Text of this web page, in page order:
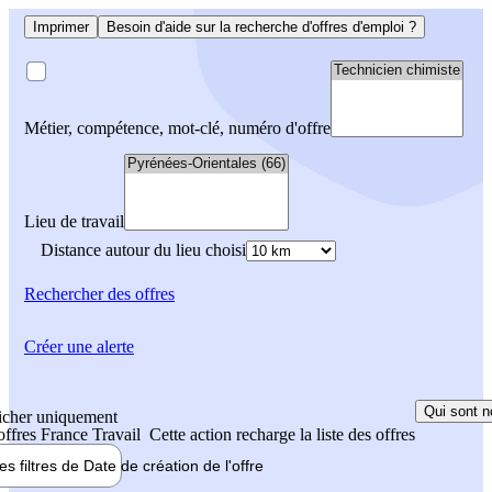
Imprimer Besoin d'aide sur la recherche d'offres d'emploi ?
Métier, compétence, mot-clé, numéro d'offre
Lieu de travail
Distance autour du lieu choisi
Rechercherdes offres
uniquement
France Travail Cette action recharge la liste des offres
Qui sont
filtres de Date de création de l'offre
Créer une alerte